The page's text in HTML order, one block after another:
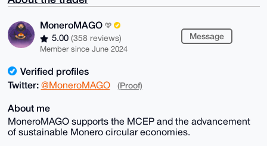
MoneroMAGO
5.00 (358 reviews)
Member since June 2024
Message
Verified profiles
Twitter: @MoneroMAGO (Proof)
About me
MoneroMAGO supports the MCEP and the advancement
of sustainable Monero circular economies.